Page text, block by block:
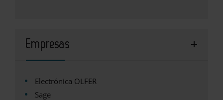
Empresas
Electrónica OLFER
Sage